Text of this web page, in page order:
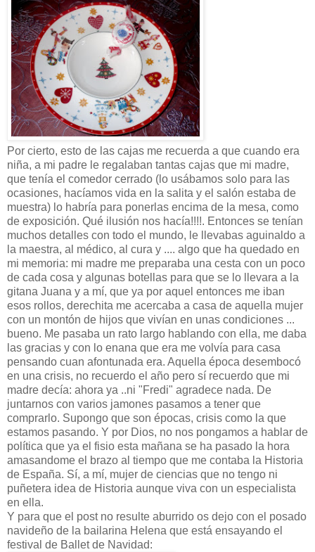
Por cierto, esto de las cajas me recuerda a que cuando era
niña, a mi padre le regalaban tantas cajas que mi madre,
que tenía el comedor cerrado (lo usábamos solo para las
ocasiones, hacíamos vida en la salita y el salón estaba de
muestra) lo habría para ponerlas encima de la mesa, como
de exposición. Qué ilusión nos hacía!!!!. Entonces se tenían
muchos detalles con todo el mundo, le llevabas aguinaldo a
la maestra, al médico, al cura y .... algo que ha quedado en
mi memoria: mi madre me preparaba una cesta con un poco
de cada cosa y algunas botellas para que se lo llevara a la
gitana Juana y a mí, que ya por aquel entonces me iban
esos rollos, derechita me acercaba a casa de aquella mujer
con un montón de hijos que vivían en unas condiciones ...
bueno. Me pasaba un rato largo hablando con ella, me daba
las gracias y con lo enana que era me volvía para casa
pensando cuan afontunada era. Aquella época desembocó
en una crisis, no recuerdo el año pero sí recuerdo que mi
madre decía: ahora ya ..ni "Fredi" agradece nada. De
juntarnos con varios jamones pasamos a tener que
comprarlo. Supongo que son épocas, crisis como la que
estamos pasando. Y por Dios, no nos pongamos a hablar de
política que ya el fisio esta mañana se ha pasado la hora
amasandome el brazo al tiempo que me contaba la Historia
de España. Sí, a mí, mujer de ciencias que no tengo ni
puñetera idea de Historia aunque viva con un especialista
en ella.
Y para que el post no resulte aburrido os dejo con el posado
navideño de la bailarina Helena que está ensayando el
festival de Ballet de Navidad: